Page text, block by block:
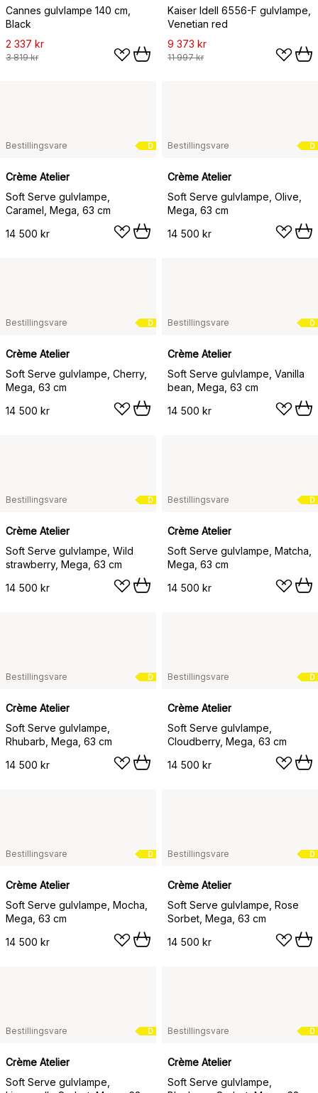
Cannes gulvlampe 140 cm,
Black
2 337 kr
3 819 kr
Kaiser Idell 6556-F gulvlampe,
Venetian red
9 373 kr
11 997 kr
D
Bestillingsvare
Crème Atelier
Soft Serve gulvlampe,
Caramel, Mega, 63 cm
14 500 kr
D
Bestillingsvare
Crème Atelier
Soft Serve gulvlampe, Olive,
Mega, 63 cm
14 500 kr
D
Bestillingsvare
Crème Atelier
Soft Serve gulvlampe, Cherry,
Mega, 63 cm
14 500 kr
D
Bestillingsvare
Crème Atelier
Soft Serve gulvlampe, Vanilla
bean, Mega, 63 cm
14 500 kr
D
Bestillingsvare
Crème Atelier
Soft Serve gulvlampe, Wild
strawberry, Mega, 63 cm
14 500 kr
D
Bestillingsvare
Crème Atelier
Soft Serve gulvlampe, Matcha,
Mega, 63 cm
14 500 kr
D
Bestillingsvare
Crème Atelier
Soft Serve gulvlampe,
Rhubarb, Mega, 63 cm
14 500 kr
D
Bestillingsvare
Crème Atelier
Soft Serve gulvlampe,
Cloudberry, Mega, 63 cm
14 500 kr
D
Bestillingsvare
Crème Atelier
Soft Serve gulvlampe, Mocha,
Mega, 63 cm
14 500 kr
D
Bestillingsvare
Crème Atelier
Soft Serve gulvlampe, Rose
Sorbet, Mega, 63 cm
14 500 kr
D
Bestillingsvare
Crème Atelier
Soft Serve gulvlampe,
D
Bestillingsvare
Crème Atelier
Soft Serve gulvlampe,